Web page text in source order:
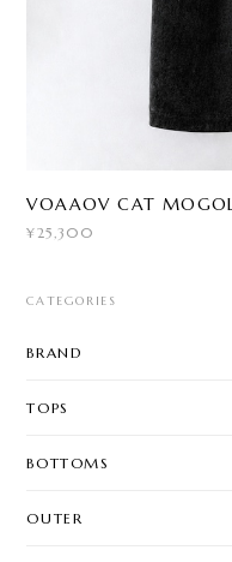
VOAAOV CAT
¥25,300
CATEGORIES
BRAND
TOPS
BOTTOMS
OUTER